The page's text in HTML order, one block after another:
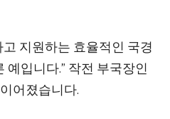
지원하는 효율적인 국경
입니다.” 작전 부국장인
어졌습니다.